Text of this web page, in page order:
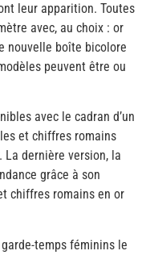
leur apparition. Toutes
avec, au choix : or
nouvelle boîte bicolore
peuvent être ou
avec le cadran d’un
et chiffres romains
dernière version, la
grâce à son
chiffres romains en or
temps féminins le